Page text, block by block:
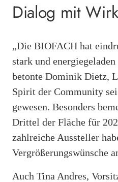
Dialog mit
„Die BIOFACH hat
stark und
betonte Dominik Dietz,
Spirit der Community
gewesen. Besonders
Drittel der Fläche für
zahlreiche Aussteller
Vergrößerungswünsche
Auch Tina Andres,